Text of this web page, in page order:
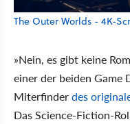
The Outer Worlds - 4K-
»Nein, es gibt keine
einer der beiden Game
Miterfinderdes
Das Science-Fiction-